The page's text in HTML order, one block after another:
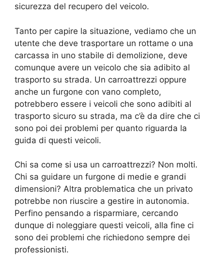
sicurezza del recupero del veicolo.
Tanto per capire la situazione, vediamo che un
utente che deve trasportare un rottame o una
carcassa in uno stabile di demolizione, deve
comunque avere un veicolo che sia adibito al
trasporto su strada. Un carroattrezzi oppure
anche un furgone con vano completo,
potrebbero essere i veicoli che sono adibiti al
trasporto sicuro su strada, ma c’è da dire che ci
sono poi dei problemi per quanto riguarda la
guida di questi veicoli.
Chi sa come si usa un carroattrezzi? Non molti.
Chi sa guidare un furgone di medie e grandi
dimensioni? Altra problematica che un privato
potrebbe non riuscire a gestire in autonomia.
Perfino pensando a risparmiare, cercando
dunque di noleggiare questi veicoli, alla fine ci
sono dei problemi che richiedono sempre dei
professionisti.